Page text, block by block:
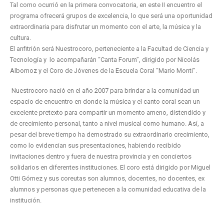
Tal como ocurrió en la primera convocatoria, en este II encuentro el
programa ofrecerá grupos de excelencia, lo que será una oportunidad
extraordinaria para disfrutar un momento con el arte, la música y la
cultura.
El anfitrión será Nuestrocoro, perteneciente a la Facultad de Ciencia y
Tecnología y lo acompañarán “Canta Forum”, dirigido por Nicolás
Albornoz y el Coro de Jóvenes de la Escuela Coral “Mario Monti”.
Nuestrocoro nació en el año 2007 para brindar a la comunidad un
espacio de encuentro en donde la música y el canto coral sean un
excelente pretexto para compartir un momento ameno, distendido y
de crecimiento personal, tanto a nivel musical como humano. Así, a
pesar del breve tiempo ha demostrado su extraordinario crecimiento,
como lo evidencian sus presentaciones, habiendo recibido
invitaciones dentro y fuera de nuestra provincia y en conciertos
solidarios en diferentes instituciones. El coro está dirigido por Miguel
Otti Gómez y sus coreutas son alumnos, docentes, no docentes, ex
alumnos y personas que pertenecen a la comunidad educativa de la
institución.